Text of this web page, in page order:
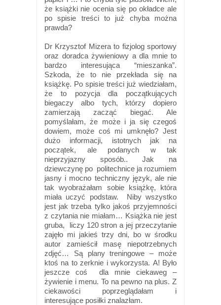
że książki nie ocenia się po okładce ale
po spisie treści to już chyba można
prawda?
Dr Krzysztof Mizera to fizjolog sportowy
oraz doradca żywieniowy a dla mnie to
bardzo interesująca “mieszanka”.
Szkoda, że to nie przekłada się na
książkę. Po spisie treści już wiedziałam,
że to pozycja dla początkujących
biegaczy albo tych, którzy dopiero
zamierzają zacząć biegać. Ale
pomyślałam, że może i ja się czegoś
dowiem, może coś mi umknęło? Jest
dużo informacji, istotnych jak na
początek, ale podanych w tak
nieprzyjazny sposób.. Jak na
dziewczynę po politechnice ja rozumiem
jasny i mocno techniczny język, ale nie
tak wyobrażałam sobie książkę, która
miała uczyć podstaw. Niby wszystko
jest jak trzeba tylko jakoś przyjemności
z czytania nie miałam… Książka nie jest
gruba, liczy 120 stron a jej przeczytanie
zajęło mi jakieś trzy dni, bo w środku
autor zamieścił masę niepotrzebnych
zdjęć… Są plany treningowe – może
ktoś na to zerknie i wykorzysta. A! Było
jeszcze coś dla mnie ciekaweg –
żywienie i menu. To na pewno na plus. Z
ciekawości poprzeglądałam i
interesujące posiłki znalazłam.